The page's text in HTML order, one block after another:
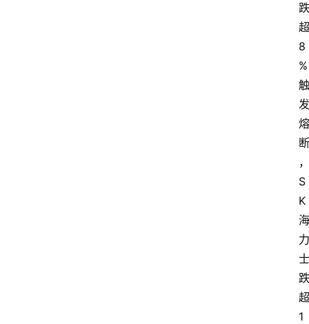
跌
超
8
%
触
发
熔
断
，
S
K
海
力
士
跌
超
1